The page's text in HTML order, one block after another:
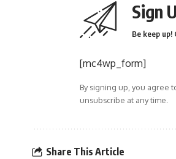
Sign
Be keep
[mc4wp_form]
By signing up, you agree
unsubscribe at any time.
Share This Article